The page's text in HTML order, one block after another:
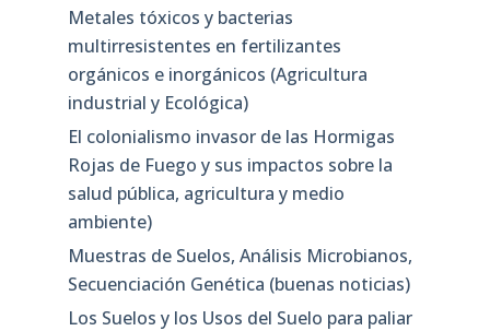
Metales tóxicos y bacterias
multirresistentes en fertilizantes
orgánicos e inorgánicos (Agricultura
industrial y Ecológica)
El colonialismo invasor de las Hormigas
Rojas de Fuego y sus impactos sobre la
salud pública, agricultura y medio
ambiente)
Muestras de Suelos, Análisis Microbianos,
Secuenciación Genética (buenas noticias)
Los Suelos y los Usos del Suelo para paliar